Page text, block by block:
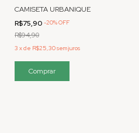
CAMISETA URBANIQUE
R$75,90 -20%OFF
R$94,90
3 xde R$25,30sem juros
Comprar